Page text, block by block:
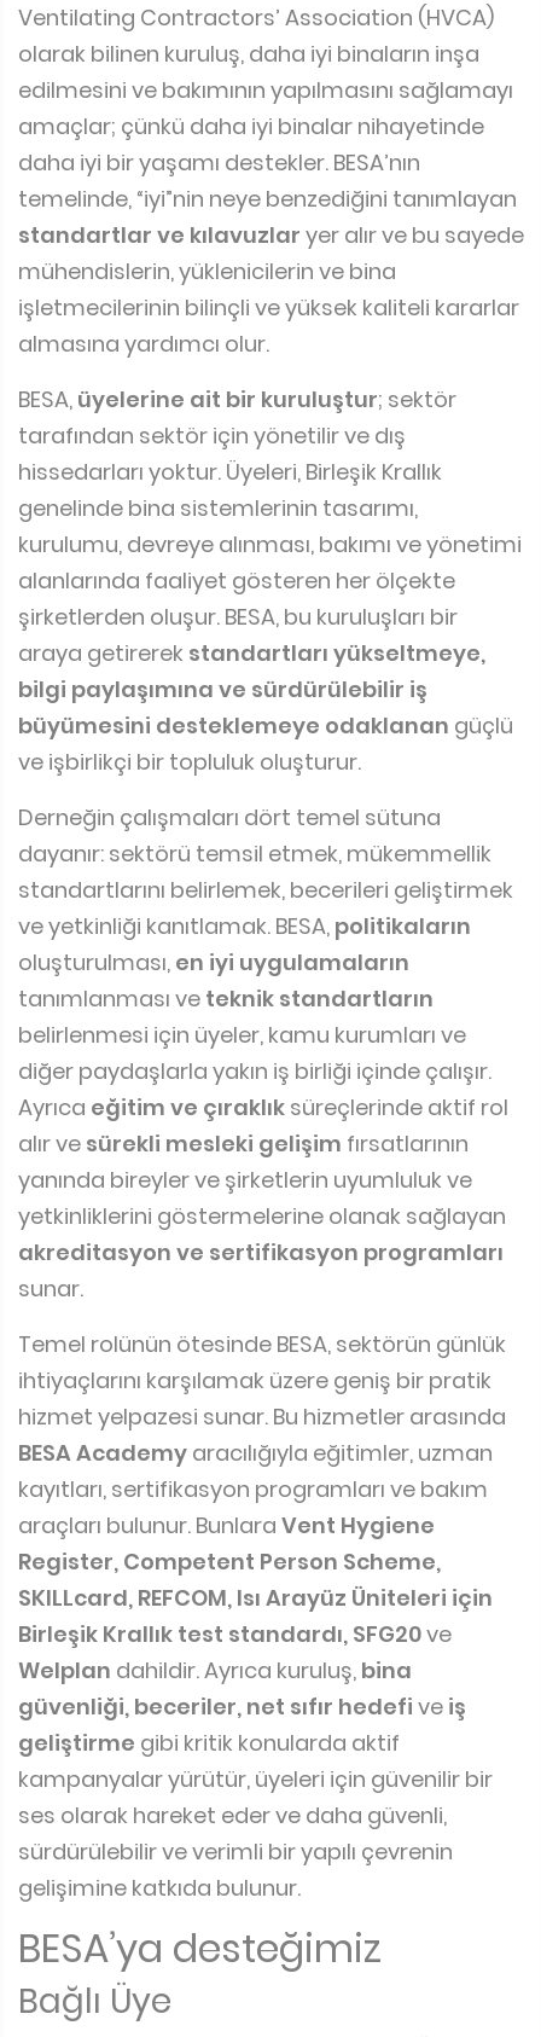
Ventilating Contractors’ Association (HVCA)
olarak bilinen kuruluş, daha iyi binaların inşa
edilmesini ve bakımının yapılmasını sağlamayı
amaçlar; çünkü daha iyi binalar nihayetinde
daha iyi bir yaşamı destekler. BESA’nın
temelinde, “iyi”nin neye benzediğini tanımlayan
standartlar ve kılavuzlar yer alır ve bu sayede
mühendislerin, yüklenicilerin ve bina
işletmecilerinin bilinçli ve yüksek kaliteli kararlar
almasına yardımcı olur.
BESA, üyelerine ait bir kuruluştur; sektör
tarafından sektör için yönetilir ve dış
hissedarları yoktur. Üyeleri, Birleşik Krallık
genelinde bina sistemlerinin tasarımı,
kurulumu, devreye alınması, bakımı ve yönetimi
alanlarında faaliyet gösteren her ölçekte
şirketlerden oluşur. BESA, bu kuruluşları bir
araya getirerek standartları yükseltmeye,
bilgi paylaşımına ve sürdürülebilir iş
büyümesini desteklemeye odaklanan güçlü
ve işbirlikçi bir topluluk oluşturur.
Derneğin çalışmaları dört temel sütuna
dayanır: sektörü temsil etmek, mükemmellik
standartlarını belirlemek, becerileri geliştirmek
ve yetkinliği kanıtlamak. BESA, politikaların
oluşturulması, en iyi uygulamaların
tanımlanması ve teknik standartların
belirlenmesi için üyeler, kamu kurumları ve
diğer paydaşlarla yakın iş birliği içinde çalışır.
Ayrıca eğitim ve çıraklık süreçlerinde aktif rol
alır ve sürekli mesleki gelişim fırsatlarının
yanında bireyler ve şirketlerin uyumluluk ve
yetkinliklerini göstermelerine olanak sağlayan
akreditasyon ve sertifikasyon programları
sunar.
Temel rolünün ötesinde BESA, sektörün günlük
ihtiyaçlarını karşılamak üzere geniş bir pratik
hizmet yelpazesi sunar. Bu hizmetler arasında
BESA Academy aracılığıyla eğitimler, uzman
kayıtları, sertifikasyon programları ve bakım
araçları bulunur. Bunlara Vent Hygiene
Register, Competent Person Scheme,
SKILLcard, REFCOM, Isı Arayüz Üniteleri için
Birleşik Krallık test standardı, SFG20ve
Welplan dahildir. Ayrıca kuruluş, bina
güvenliği, beceriler, net sıfır hedefi ve iş
geliştirme gibi kritik konularda aktif
kampanyalar yürütür, üyeleri için güvenilir bir
ses olarak hareket eder ve daha güvenli,
sürdürülebilir ve verimli bir yapılı çevrenin
gelişimine katkıda bulunur.
BESA’ya desteğimiz
Bağlı Üye